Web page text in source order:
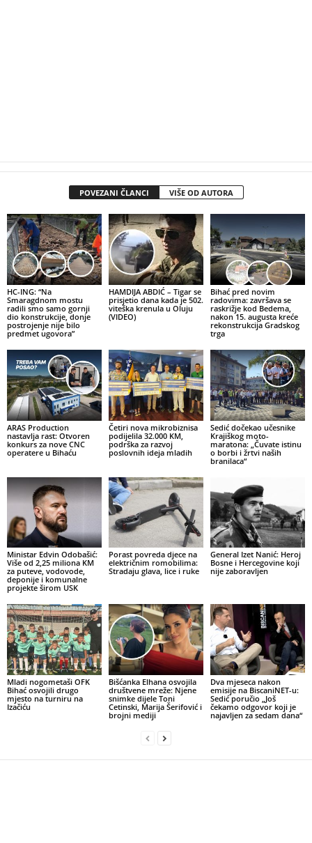
POVEZANI ČLANCI VIŠE OD AUTORA
HC-ING: “Na
Smaragdnom mostu
radili smo samo gornji
dio konstrukcije, donje
postrojenje nije bilo
predmet ugovora”
HAMDIJA ABDIĆ – Tigar se
prisjetio dana kada je 502.
viteška krenula u Oluju
(VIDEO)
Bihać pred novim
radovima: završava se
raskrižje kod Bedema,
nakon 15. augusta kreće
rekonstrukcija Gradskog
trga
ARAS Production
nastavlja rast: Otvoren
konkurs za nove CNC
operatere u Bihaću
Četiri nova mikrobiznisa
podijelila 32.000 KM,
podrška za razvoj
poslovnih ideja mladih
Sedić dočekao učesnike
Krajiškog moto-
maratona: „Čuvate istinu
o borbi i žrtvi naših
branilaca“
Ministar Edvin Odobašić:
Više od 2,25 miliona KM
za puteve, vodovode,
deponije i komunalne
projekte širom USK
Porast povreda djece na
električnim romobilima:
Stradaju glava, lice i ruke
General Izet Nanić: Heroj
Bosne i Hercegovine koji
nije zaboravljen
Mladi nogometaši OFK
Bihać osvojili drugo
mjesto na turniru na
Izačiću
Bišćanka Elhana osvojila
društvene mreže: Njene
snimke dijele Toni
Cetinski, Marija Šerifović i
brojni mediji
Dva mjeseca nakon
emisije na BiscaniNET-u:
Sedić poručio „Još
čekamo odgovor koji je
najavljen za sedam dana“